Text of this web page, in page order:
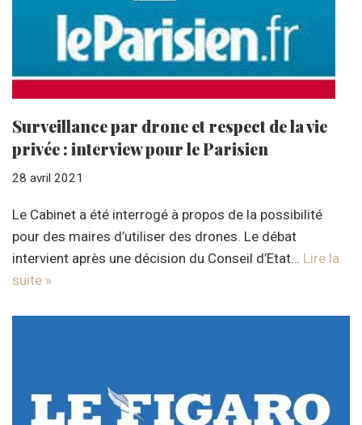
Surveillance par drone et respect de la vie
privée : interview pour le Parisien
28 avril 2021
Le Cabinet a été interrogé à propos de la possibilité
pour des maires d’utiliser des drones. Le débat
intervient après une décision du Conseil d’Etat… Lire la
suite »